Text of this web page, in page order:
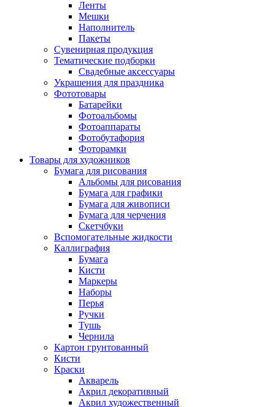
Ленты
Мешки
Наполнитель
Пакеты
Сувенирная продукция
Тематические подборки
Свадебные аксессуары
Украшения для праздника
Фототовары
Батарейки
Фотоальбомы
Фотоаппараты
Фотобутафория
Фоторамки
Товары для художников
Бумага для рисования
Альбомы для рисования
Бумага для графики
Бумага для живописи
Бумага для черчения
Скетчбуки
Вспомогательные жидкости
Каллиграфия
Бумага
Кисти
Маркеры
Наборы
Перья
Ручки
Тушь
Чернила
Картон грунтованный
Кисти
Краски
Акварель
Акрил декоративный
Акрил художественный